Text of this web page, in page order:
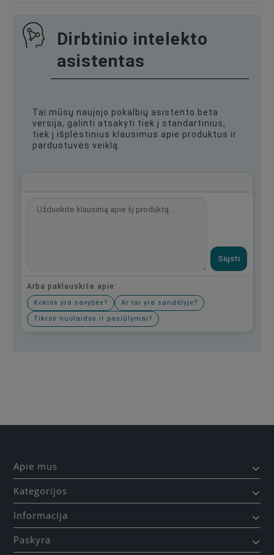
Dirbtinio intelekto
asistentas
Tai mūsų naujojo pokalbių asistento beta
versija, galinti atsakyti tiek į standartinius,
tiek į išplėstinius klausimus apie produktus ir
parduotuvės veiklą.
Siųsti
Arba paklauskite apie:
Kokios yra savybės?
Ar tai yra sandėlyje?
Tikros nuolaidos ir pasiūlymai?
Apie mus
Kategorijos
Informacija
Paskyra